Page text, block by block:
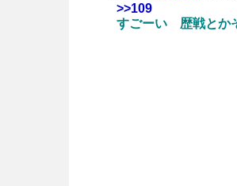
>>109
すごーい 歴戦とか